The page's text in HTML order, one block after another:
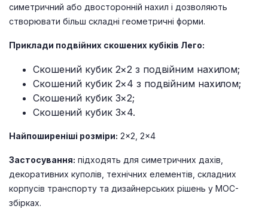
симетричний або двосторонній нахил і дозволяють
створювати більш складні геометричні форми.
Приклади подвійних скошених кубіків Лего:
Скошений кубик 2×2 з подвійним нахилом;
Скошений кубик 2×4 з подвійним нахилом;
Скошений кубик 3×2;
Скошений кубик 3×4.
Найпоширеніші розміри: 2×2, 2×4
Застосування: підходять для симетричних дахів,
декоративних куполів, технічних елементів, складних
корпусів транспорту та дизайнерських рішень у MOC-
збірках.